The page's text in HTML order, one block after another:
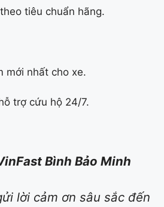
tiêu chuẩn hãng.
mới nhất cho xe.
trợ cứu hộ 24/7.
Bình Bảo Minh
lời cảm ơn sâu sắc đến